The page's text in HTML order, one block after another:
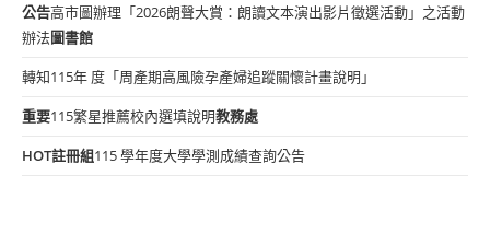
公告高市圖辦理「2026朗聲大賞：朗讀文本演出影片徵選活動」之活動
辦法圖書館
轉知115年 度「周產期高風險孕產婦追蹤關懷計畫說明」
重要115繁星推薦校內選填說明教務處
HOT註冊組115 學年度大學學測成績查詢公告